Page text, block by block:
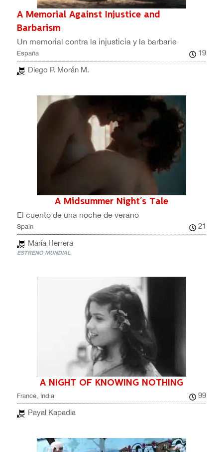
A Memorial Against Injustice and
Barbarism
Un memorial contra la injusticia y la barbarie
España
19
Diego P. Morán M.
A Midsummer Night´s Tale
El cuento de una noche de verano
Spain
21
María Herrera
ESTRENO MUNDIAL
A NIGHT OF KNOWING NOTHING
France, India
99
Payal Kapadia